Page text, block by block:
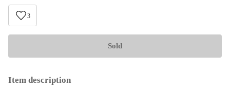
3
Sold
Item description